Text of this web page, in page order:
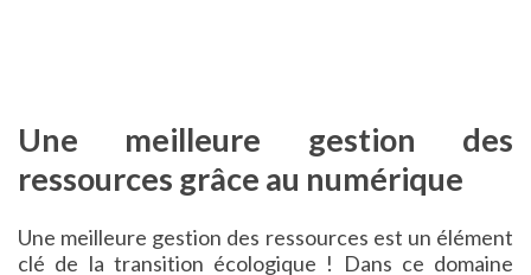
Une meilleure gestion des
ressources grâce au numérique
Une meilleure gestion des ressources est un élément
clé de la transition écologique ! Dans ce domaine